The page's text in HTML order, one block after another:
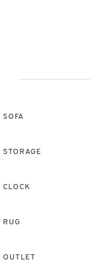
SOFA
STORAGE
CLOCK
RUG
OUTLET